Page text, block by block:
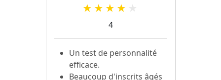
4
Un test de personnalité
efficace.
Beaucoup d'inscrits âgés